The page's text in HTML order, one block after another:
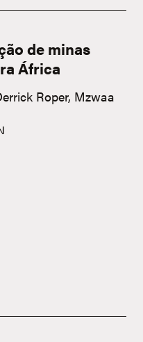
de minas
África
Roper, Mzwaa